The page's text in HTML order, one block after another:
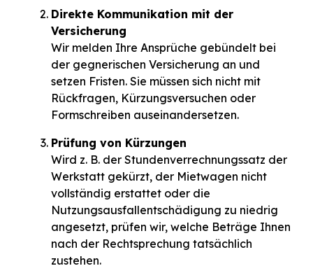
Direkte Kommunikation mit der
Versicherung
Wir melden Ihre Ansprüche gebündelt bei
der gegnerischen Versicherung an und
setzen Fristen. Sie müssen sich nicht mit
Rückfragen, Kürzungsversuchen oder
Formschreiben auseinandersetzen.
Prüfung von Kürzungen
Wird z. B. der Stundenverrechnungssatz der
Werkstatt gekürzt, der Mietwagen nicht
vollständig erstattet oder die
Nutzungsausfallentschädigung zu niedrig
angesetzt, prüfen wir, welche Beträge Ihnen
nach der Rechtsprechung tatsächlich
zustehen.